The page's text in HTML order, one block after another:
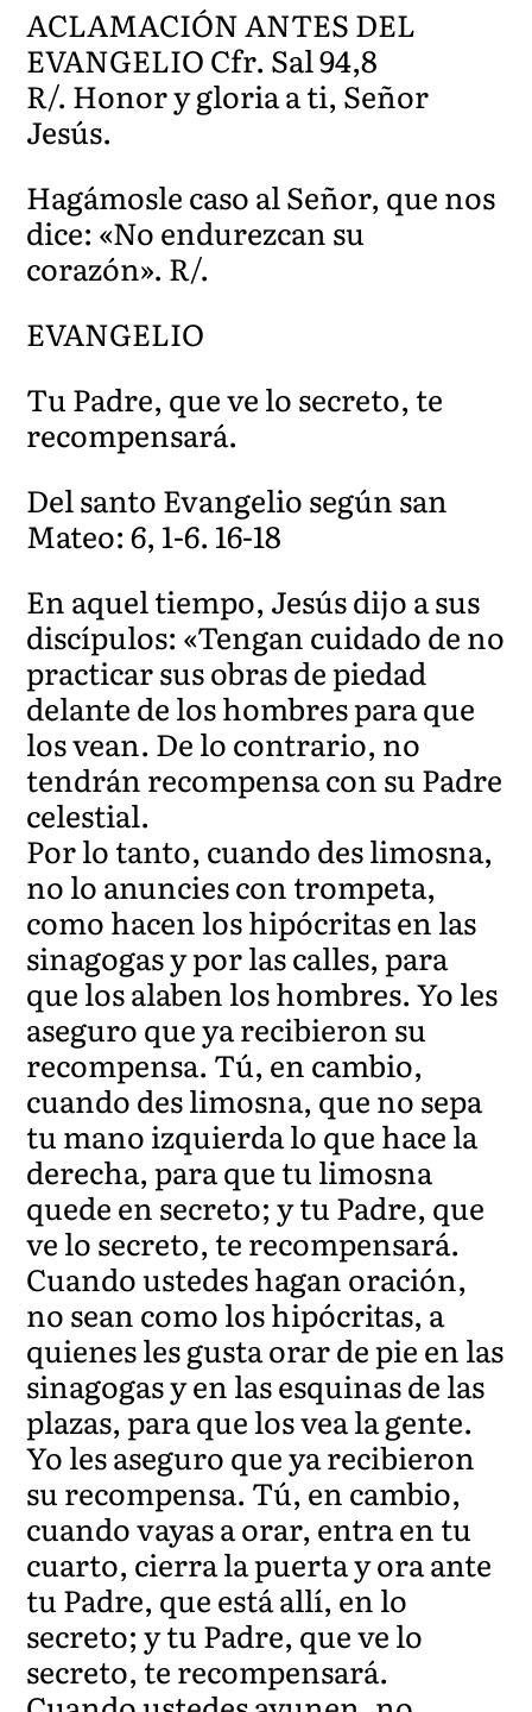
ACLAMACIÓN ANTES DEL
EVANGELIO Cfr. Sal 94,8
R/. Honor y gloria a ti, Señor
Jesús.
Hagámosle caso al Señor, que nos
dice: «No endurezcan su
corazón». R/.
EVANGELIO
Tu Padre, que ve lo secreto, te
recompensará.
Del santo Evangelio según san
Mateo: 6, 1-6. 16-18
En aquel tiempo, Jesús dijo a sus
discípulos: «Tengan cuidado de no
practicar sus obras de piedad
delante de los hombres para que
los vean. De lo contrario, no
tendrán recompensa con su Padre
celestial.
Por lo tanto, cuando des limosna,
no lo anuncies con trompeta,
como hacen los hipócritas en las
sinagogas y por las calles, para
que los alaben los hombres. Yo les
aseguro que ya recibieron su
recompensa. Tú, en cambio,
cuando des limosna, que no sepa
tu mano izquierda lo que hace la
derecha, para que tu limosna
quede en secreto; y tu Padre, que
ve lo secreto, te recompensará.
Cuando ustedes hagan oración,
no sean como los hipócritas, a
quienes les gusta orar de pie en las
sinagogas y en las esquinas de las
plazas, para que los vea la gente.
Yo les aseguro que ya recibieron
su recompensa. Tú, en cambio,
cuando vayas a orar, entra en tu
cuarto, cierra la puerta y ora ante
tu Padre, que está allí, en lo
secreto; y tu Padre, que ve lo
secreto, te recompensará.